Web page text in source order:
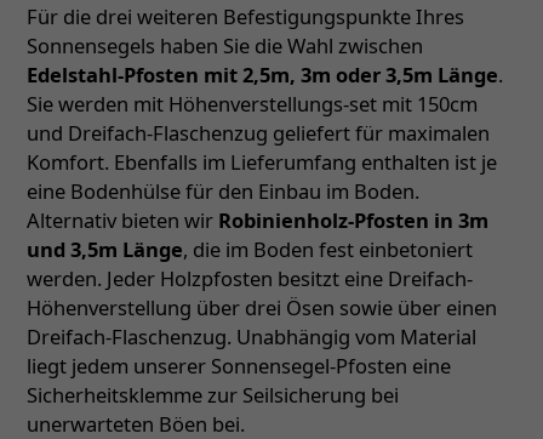
Für die drei weiteren Befestigungspunkte Ihres
Sonnensegels haben Sie die Wahl zwischen
Edelstahl-Pfosten mit 2,5m, 3m oder 3,5m Länge.
Sie werden mit Höhenverstellungs-set mit 150cm
und Dreifach-Flaschenzug geliefert für maximalen
Komfort. Ebenfalls im Lieferumfang enthalten ist je
eine Bodenhülse für den Einbau im Boden.
Alternativ bieten wir Robinienholz-Pfosten in 3m
und 3,5m Länge, die im Boden fest einbetoniert
werden. Jeder Holzpfosten besitzt eine Dreifach-
Höhenverstellung über drei Ösen sowie über einen
Dreifach-Flaschenzug. Unabhängig vom Material
liegt jedem unserer Sonnensegel-Pfosten eine
Sicherheitsklemme zur Seilsicherung bei
unerwarteten Böen bei.